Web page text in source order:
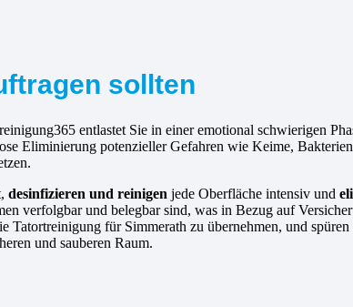
sollten
entlastet Sie in einer emotional schwierigen
Eliminierung potenzieller Gefahren wie Keime,
desinfizieren und reinigen jede Oberfläche intensiv und
verfolgbar und belegbar sind, was in Bezug auf
Tatortreinigung für Simmerath zu übernehmen, und
und sauberen Raum.